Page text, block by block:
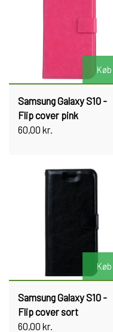
Køb
Samsung Galaxy S10 -
Flip cover pink
60,00 kr.
Køb
Samsung Galaxy S10 -
Flip cover sort
60,00 kr.